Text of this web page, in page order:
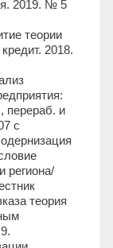
2019. № 5
теории
2018.
перераб. и
с
региона/
теория